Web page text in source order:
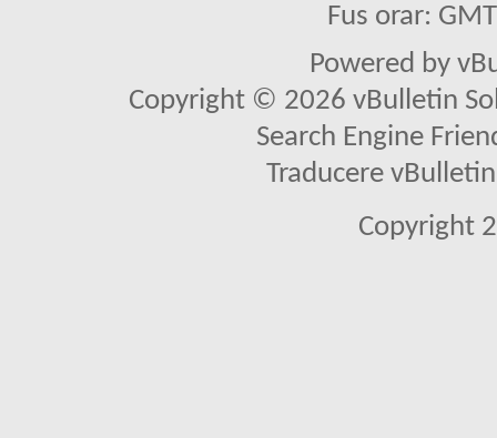
Fus orar:
Powered by
Copyright © 2026 vBulletin
Search Engine
Traducere
Copyright